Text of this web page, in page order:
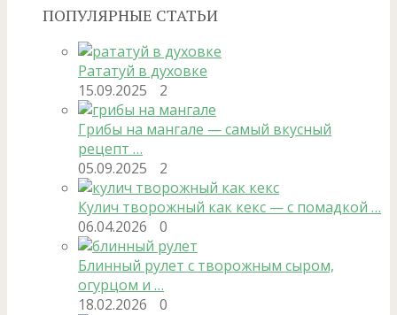
ПОПУЛЯРНЫЕ СТАТЬИ
Рататуй в духовке
15.09.2025
2
Грибы на мангале — самый вкусный
рецепт …
05.09.2025
2
Кулич творожный как кекс — с помадкой …
06.04.2026
0
Блинный рулет с творожным сыром,
огурцом и …
18.02.2026
0